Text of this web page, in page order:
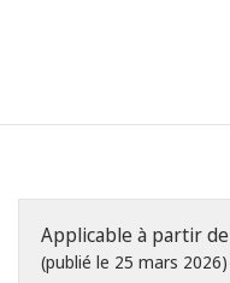
Applicable à partir de
(publié le 25 mars 2026)